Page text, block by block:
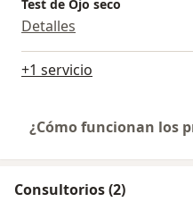
Test de Ojo seco
Detalles
+1 servicio
¿Cómo funcionan los
Consultorios (2)